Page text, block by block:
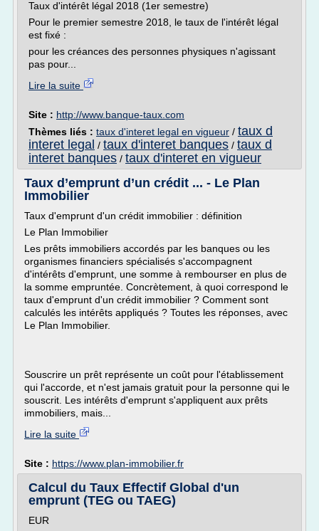
Taux d'intérêt légal 2018 (1er semestre)
Pour le premier semestre 2018, le taux de l'intérêt légal
est fixé :
pour les créances des personnes physiques n'agissant
pas pour...
Lire la suite
Site : http://www.banque-taux.com
Thèmes liés : taux d'interet legal en vigueur / taux d
interet legal / taux d'interet banques / taux d
interet banques / taux d'interet en vigueur
Taux d’emprunt d’un crédit ... - Le Plan
Immobilier
Taux d'emprunt d'un crédit immobilier : définition
Le Plan Immobilier
Les prêts immobiliers accordés par les banques ou les
organismes financiers spécialisés s'accompagnent
d'intérêts d'emprunt, une somme à rembourser en plus de
la somme empruntée. Concrètement, à quoi correspond le
taux d'emprunt d'un crédit immobilier ? Comment sont
calculés les intérêts appliqués ? Toutes les réponses, avec
Le Plan Immobilier.
Souscrire un prêt représente un coût pour l'établissement
qui l'accorde, et n'est jamais gratuit pour la personne qui le
souscrit. Les intérêts d'emprunt s'appliquent aux prêts
immobiliers, mais...
Lire la suite
Site : https://www.plan-immobilier.fr
Calcul du Taux Effectif Global d'un
emprunt (TEG ou TAEG)
EUR